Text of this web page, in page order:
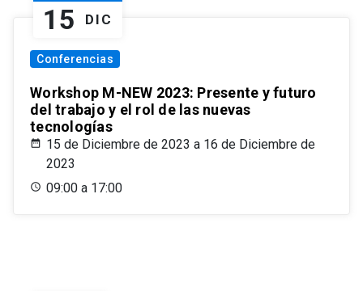
15 DIC
Conferencias
Workshop M-NEW 2023: Presente y futuro
del trabajo y el rol de las nuevas
tecnologías
15 de Diciembre de 2023 a 16 de Diciembre de
2023
09:00 a 17:00